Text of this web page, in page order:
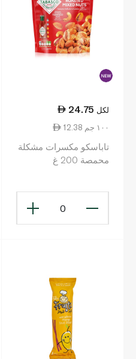
24.75 لكل
12.38 ١٠٠ جم
تاباسكو مكسرات مشكلة
محمصة 200 غ
0